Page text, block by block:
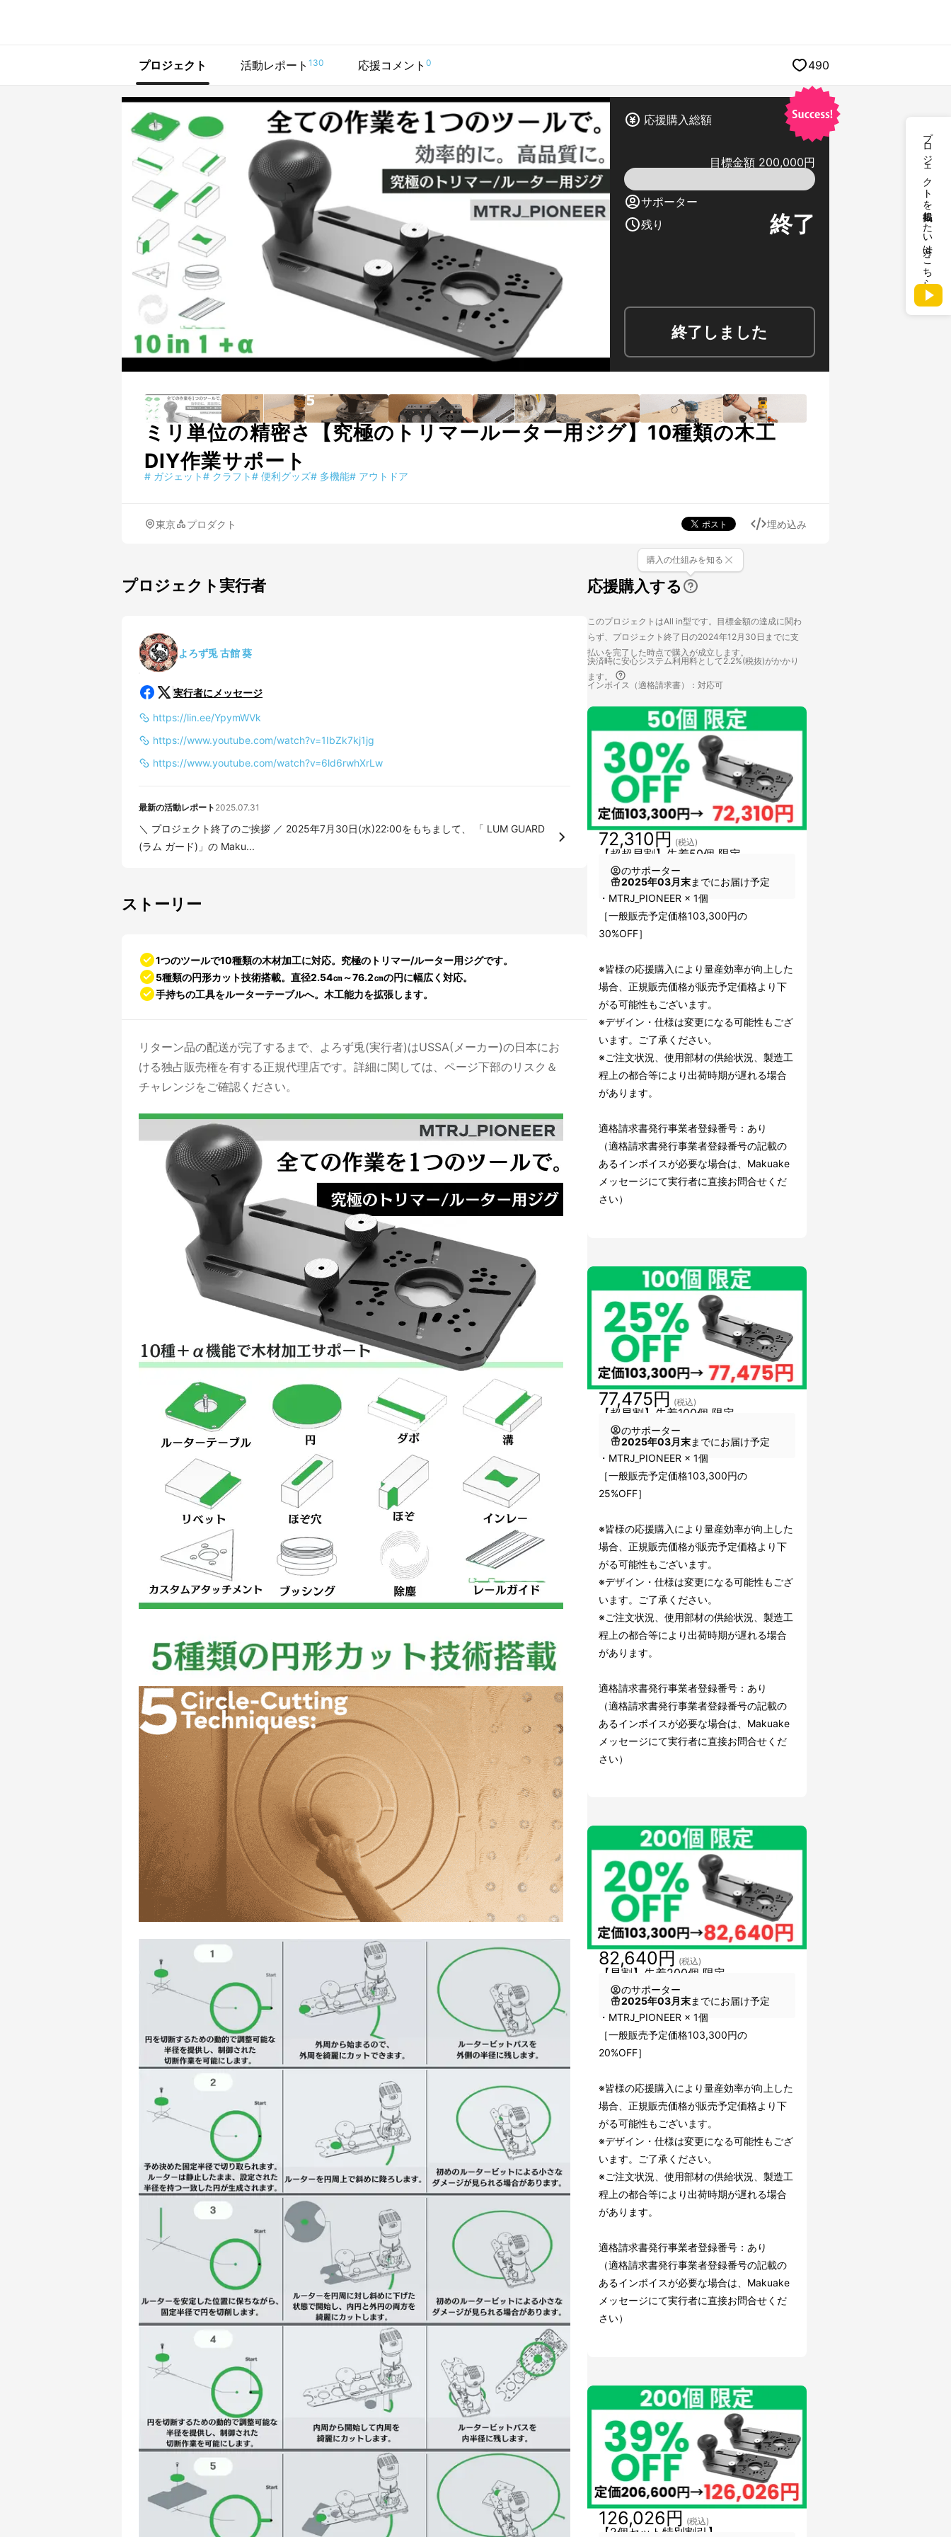
プロジェクトを掲載したい方はこちら
プロジェクト 活動レポート 130 応援コメント 0 490
応援購入総額
目標金額 200,000円
サポーター
残り
終了
終了しました
ミリ単位の精密さ【究極のトリマールーター用ジグ】10種類の木工
DIY作業サポート
# ガジェット# クラフト# 便利グッズ# 多機能# アウトドア
東京 プロダクト 埋め込み
プロジェクト実行者
よろず兎 古館 葵
実行者にメッセージ
https://lin.ee/YpymWVk
https://www.youtube.com/watch?v=1IbZk7kj1jg
https://www.youtube.com/watch?v=6ld6rwhXrLw
最新の活動レポート 2025.07.31
＼ プロジェクト終了のご挨拶 ／ 2025年7月30日(水)22:00をもちまして、 「 LUM GUARD
(ラム ガード)」の Maku...
ストーリー
1つのツールで10種類の木材加工に対応。究極のトリマー/ルーター用ジグです。
5種類の円形カット技術搭載。直径2.54㎝～76.2㎝の円に幅広く対応。
手持ちの工具をルーターテーブルへ。木工能力を拡張します。
リターン品の配送が完了するまで、よろず兎(実行者)はUSSA(メーカー)の日本にお
ける独占販売権を有する正規代理店です。 詳細に関しては、ページ下部のリスク＆
チャレンジをご確認ください。
応援購入する
購入の仕組みを知る
このプロジェクトはAll in型です。目標金額の達成に関わ
らず、プロジェクト終了日の2024年12月30日までに支
払いを完了した時点で購入が成立します。
決済時に安心システム利用料として2.2%(税抜)がかかり
ます。
インボイス（適格請求書）：対応可
【超超早割】先着50個 限定
72,310円 (税込)
のサポーター
2025年03月末までにお届け予定
・MTRJ_PIONEER × 1個
［一般販売予定価格103,300円の
30%OFF］
※皆様の応援購入により量産効率が向上した
場合、正規販売価格が販売予定価格より下
がる可能性もございます。
※デザイン・仕様は変更になる可能性もござ
います。ご了承ください。
※ご注文状況、使用部材の供給状況、製造工
程上の都合等により出荷時期が遅れる場合
があります。
適格請求書発行事業者登録番号：あり
（適格請求書発行事業者登録番号の記載の
あるインボイスが必要な場合は、Makuake
メッセージにて実行者に直接お問合せくだ
さい）
【超早割】先着100個 限定
77,475円 (税込)
のサポーター
2025年03月末までにお届け予定
・MTRJ_PIONEER × 1個
［一般販売予定価格103,300円の
25%OFF］
※皆様の応援購入により量産効率が向上した
場合、正規販売価格が販売予定価格より下
がる可能性もございます。
※デザイン・仕様は変更になる可能性もござ
います。ご了承ください。
※ご注文状況、使用部材の供給状況、製造工
程上の都合等により出荷時期が遅れる場合
があります。
適格請求書発行事業者登録番号：あり
（適格請求書発行事業者登録番号の記載の
あるインボイスが必要な場合は、Makuake
メッセージにて実行者に直接お問合せくだ
さい）
【早割】先着200個 限定
82,640円 (税込)
のサポーター
2025年03月末までにお届け予定
・MTRJ_PIONEER × 1個
［一般販売予定価格103,300円の
20%OFF］
※皆様の応援購入により量産効率が向上した
場合、正規販売価格が販売予定価格より下
がる可能性もございます。
※デザイン・仕様は変更になる可能性もござ
います。ご了承ください。
※ご注文状況、使用部材の供給状況、製造工
程上の都合等により出荷時期が遅れる場合
があります。
適格請求書発行事業者登録番号：あり
（適格請求書発行事業者登録番号の記載の
あるインボイスが必要な場合は、Makuake
メッセージにて実行者に直接お問合せくだ
さい）
【2個セット特別割引】
126,026円 (税込)